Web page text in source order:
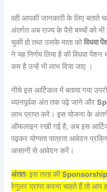
वही आपकी जानकारी के लिए बताते
अंतर्गत अब राज्य के वैसे बच्चों को भी
चुकी हो तथा उसके माता कोविधवा
ने यह निर्णय लिया है की विधवा
कम है उन्हें भी लाभ दिया जाए ।
नीचे इस आर्टिकल में बताया गया
ध्यानपूर्वक अंत तक पढ़े जाने और
लाभ प्राप्त करें। इस योजना के
ऑफलाइन रखी गई है, अब इस
पढ़कर योग्यता पात्रता आवेदन
आसानी से आवेदन करें।
अंततः इस तरह की
रेगुलर प्राप्त करना चाहते हैं तो आप